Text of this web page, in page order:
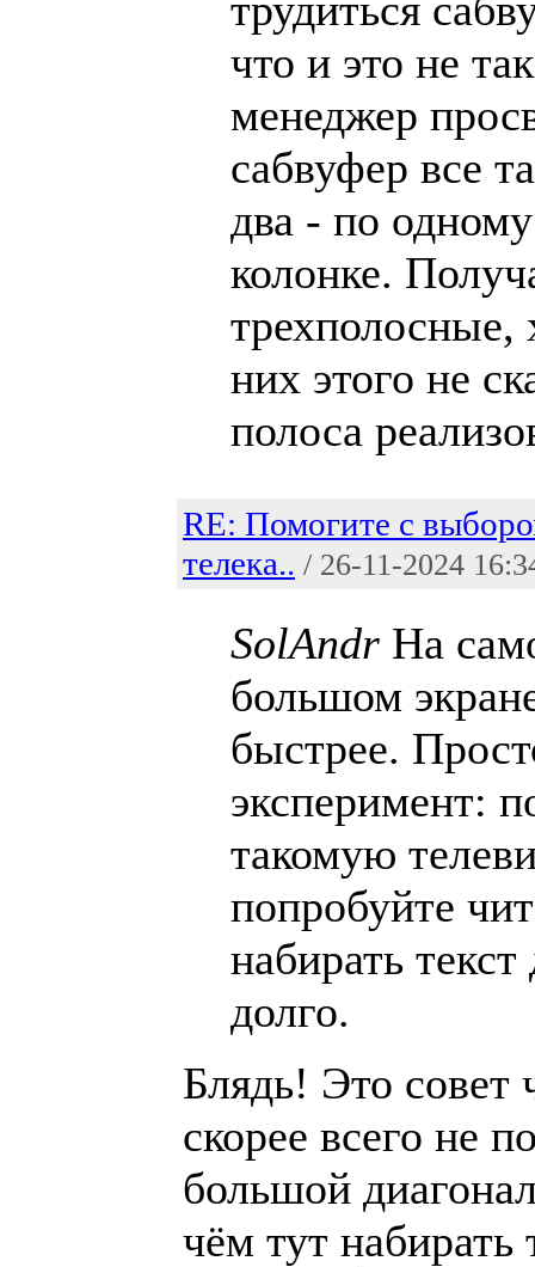
что и это не
менеджер
сабвуфер все
два - по
колонке.
трехполосные,
них этого не
полоса
RE: Помогите с
телека.. / 26-11-2024
SolAndr На
большом
быстрее.
эксперимент:
такомую
попробуйте
набирать текст
долго.
Блядь! Это совет
скорее всего не
большой
чём тут набирать